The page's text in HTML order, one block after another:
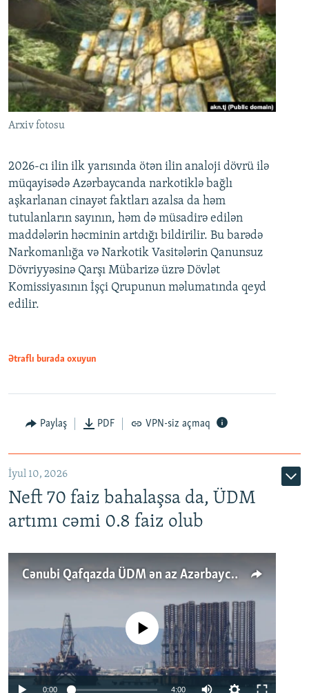
Arxiv fotosu
2026-cı ilin ilk yarısında ötən ilin analoji dövrü ilə
müqayisədə Azərbaycanda narkotiklə bağlı
aşkarlanan cinayət faktları azalsa da həm
tutulanların sayının, həm də müsadirə edilən
maddələrin həcminin artdığı bildirilir. Bu barədə
Narkomanlığa və Narkotik Vasitələrin Qanunsuz
Dövriyyəsinə Qarşı Mübarizə üzrə Dövlət
Komissiyasının İşçi Qrupunun məlumatında qeyd
edilir.
Ətraflı burada oxuyun
Paylaş PDF VPN-siz açmaq
İyul 10, 2026
Neft 70 faiz bahalaşsa da, ÜDM
artımı cəmi 0.8 faiz olub
Cənubi Qafqazda ÜDM ən az Azərbaycanda artır: Qonşuları niyə Bakını qabaqlaya bilir?
No media source currently available
0:00 4:00